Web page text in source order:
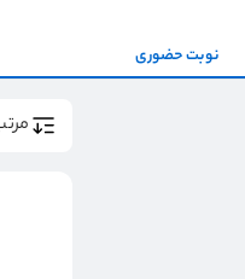
نوبت حضوری